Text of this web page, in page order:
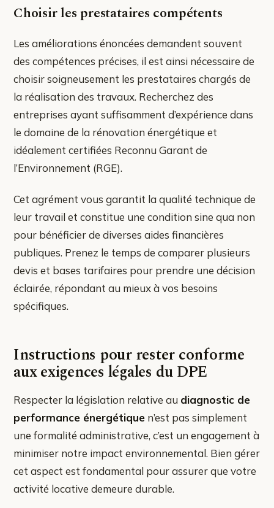
Choisir les prestataires compétents
Les améliorations énoncées demandent souvent
des compétences précises, il est ainsi nécessaire de
choisir soigneusement les prestataires chargés de
la réalisation des travaux. Recherchez des
entreprises ayant suffisamment d’expérience dans
le domaine de la rénovation énergétique et
idéalement certifiées Reconnu Garant de
l’Environnement (RGE).
Cet agrément vous garantit la qualité technique de
leur travail et constitue une condition sine qua non
pour bénéficier de diverses aides financières
publiques. Prenez le temps de comparer plusieurs
devis et bases tarifaires pour prendre une décision
éclairée, répondant au mieux à vos besoins
spécifiques.
Instructions pour rester conforme
aux exigences légales du DPE
Respecter la législation relative au diagnostic de
performance énergétique n’est pas simplement
une formalité administrative, c’est un engagement à
minimiser notre impact environnemental. Bien gérer
cet aspect est fondamental pour assurer que votre
activité locative demeure durable.